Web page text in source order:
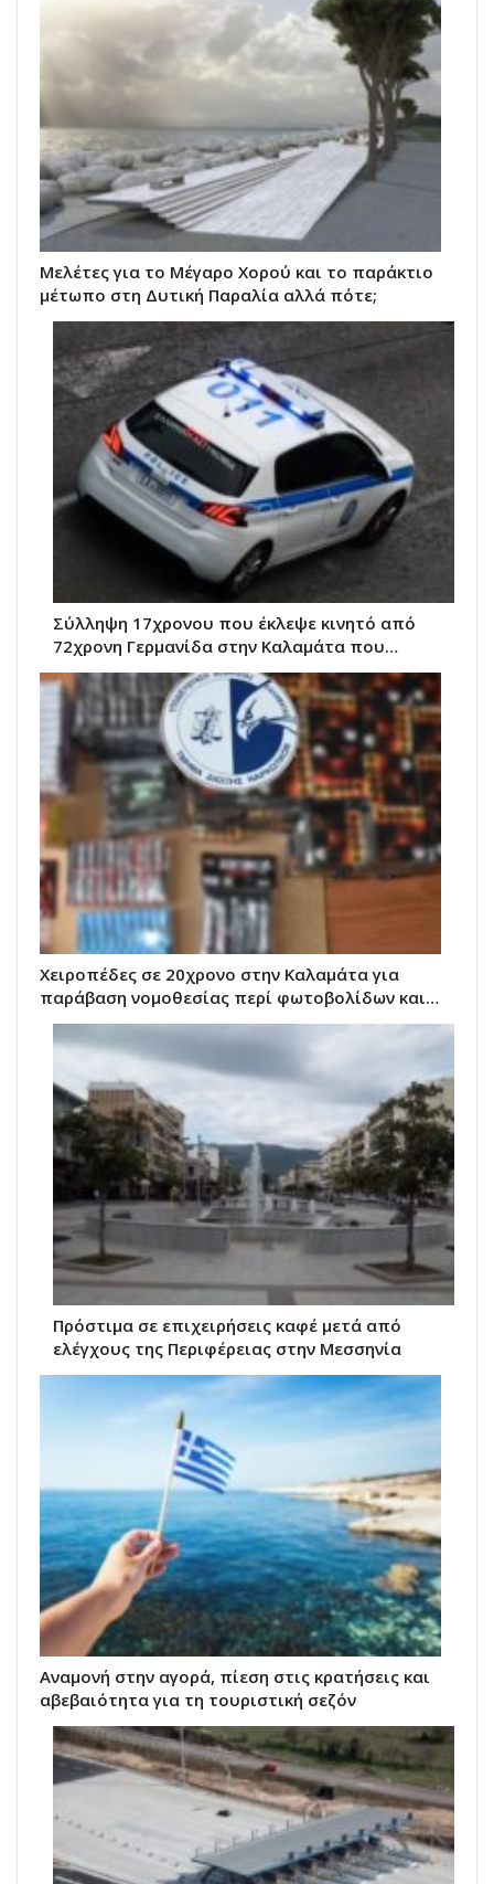
Μελέτες για το Μέγαρο Χορού και το παράκτιο
μέτωπο στη Δυτική Παραλία αλλά πότε;
Σύλληψη 17χρονου που έκλεψε κινητό από
72χρονη Γερμανίδα στην Καλαμάτα που…
Χειροπέδες σε 20χρονο στην Καλαμάτα για
παράβαση νομοθεσίας περί φωτοβολίδων και…
Πρόστιμα σε επιχειρήσεις καφέ μετά από
ελέγχους της Περιφέρειας στην Μεσσηνία
Αναμονή στην αγορά, πίεση στις κρατήσεις και
αβεβαιότητα για τη τουριστική σεζόν